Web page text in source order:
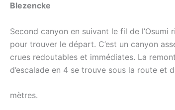
Blezencke
Second canyon en suivant le fil de
pour trouver le départ. C’est un canyon
crues redoutables et immédiates. La
d’escalade en 4 se trouve sous la route
mètres.